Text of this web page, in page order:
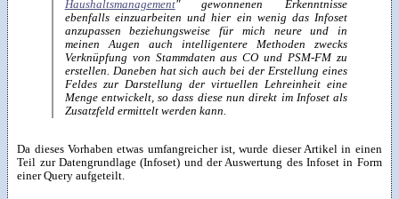
Haushaltsmanagement" gewonnenen Erkenntnisse
ebenfalls einzuarbeiten und hier ein wenig das Infoset
anzupassen beziehungsweise für mich neure und in
meinen Augen auch intelligentere Methoden zwecks
Verknüpfung von Stammdaten aus CO und PSM-FM zu
erstellen. Daneben hat sich auch bei der Erstellung eines
Feldes zur Darstellung der virtuellen Lehreinheit eine
Menge entwickelt, so dass diese nun direkt im Infoset als
Zusatzfeld ermittelt werden kann.
Da dieses Vorhaben etwas umfangreicher ist, wurde dieser Artikel in einen
Teil zur Datengrundlage (Infoset) und der Auswertung des Infoset in Form
einer Query aufgeteilt.